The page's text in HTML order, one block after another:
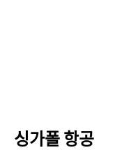
싱가폴 항공